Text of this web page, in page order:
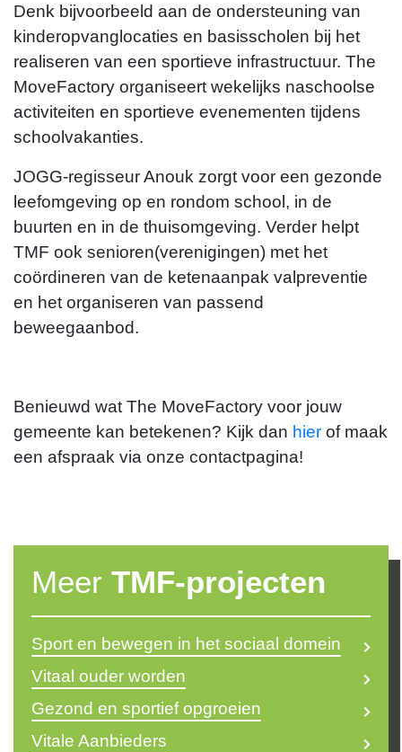
Ryan Ramakers
r.ramakers@themovefactory.nl
b.beckers@themovefactory.nl
Denk bijvoorbeeld aan de ondersteuning van
kinderopvanglocaties en basisscholen bij het
realiseren van een sportieve infrastructuur. The
MoveFactory organiseert wekelijks naschoolse
activiteiten en sportieve evenementen tijdens
schoolvakanties.
JOGG-regisseur Anouk zorgt voor een gezonde
leefomgeving op en rondom school, in de
buurten en in de thuisomgeving. Verder helpt
TMF ook senioren(verenigingen) met het
coördineren van de ketenaanpak valpreventie
en het organiseren van passend
beweegaanbod.
Benieuwd wat The MoveFactory voor jouw
gemeente kan betekenen? Kijk dan hier of maak
een afspraak via onze contactpagina!
Meer TMF-projecten
Sport en bewegen in het sociaal domein
Vitaal ouder worden
Gezond en sportief opgroeien
Vitale Aanbieders